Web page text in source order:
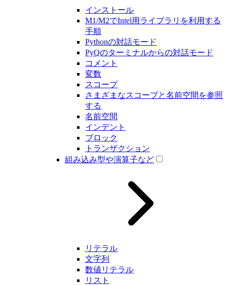
インストール
M1/M2でIntel用ライブラリを利用する
手順
Pythonの対話モード
PyQのターミナルからの対話モード
コメント
変数
スコープ
さまざまなスコープと名前空間を参照
する
名前空間
インデント
ブロック
トランザクション
組み込み型や演算子など
リテラル
文字列
数値リテラル
リスト